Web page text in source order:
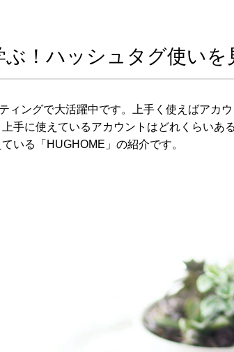
ぶ！ハッシュタグ使いを
ィングで大活躍中です。上手く使えばアカ
手に使えているアカウントはどれくらいあ
いる「HUGHOME」の紹介です。